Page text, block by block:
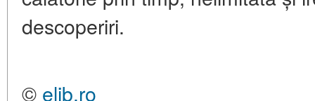
descoperiri.
© elib.ro